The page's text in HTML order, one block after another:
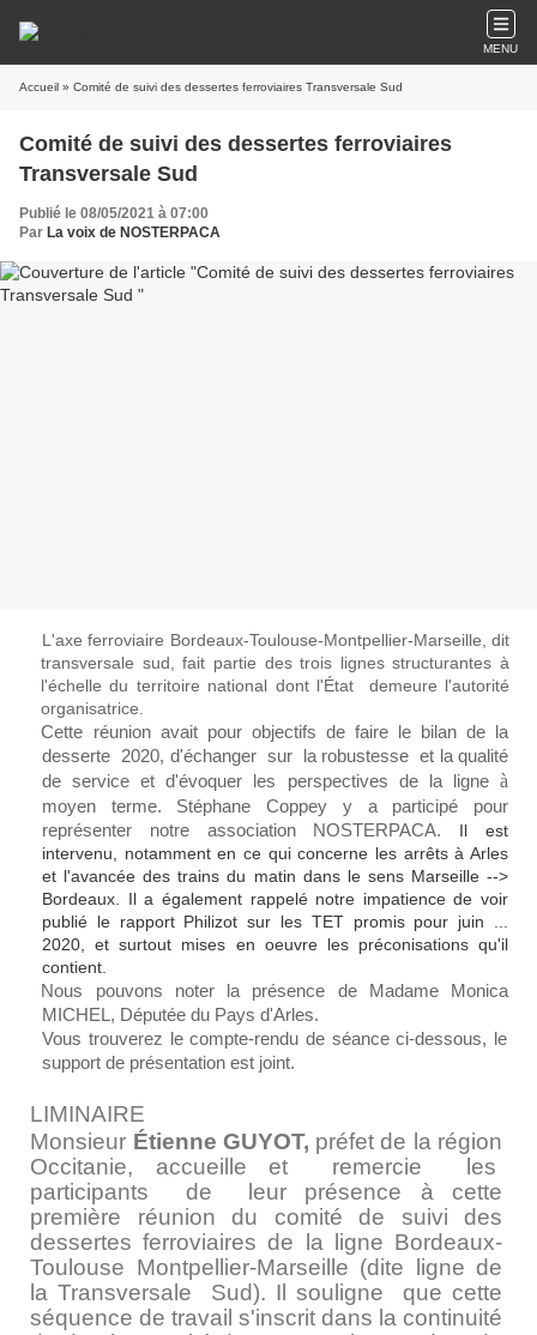
MENU
Accueil » Comité de suivi des dessertes ferroviaires Transversale Sud
Comité de suivi des dessertes ferroviaires
Transversale Sud
Publié le 08/05/2021 à 07:00
Par La voix de NOSTERPACA
L'axe ferroviaire Bordeaux-Toulouse-Montpellier-Marseille, dit
transversale sud, fait partie des trois lignes structurantes à
l'échelle du territoire national dont l'État demeure l'autorité
organisatrice.
Cette réunion avait pour objectifs de faire le bilan de la
desserte 2020, d'échanger sur la robustesse et la qualité
de service et d'évoquer les perspectives de la ligne à
moyen terme. Stéphane Coppey y a participé pour
représenter notre association NOSTERPACA. Il est
intervenu, notamment en ce qui concerne les arrêts à Arles
et l'avancée des trains du matin dans le sens Marseille -->
Bordeaux. Il a également rappelé notre impatience de voir
publié le rapport Philizot sur les TET promis pour juin ...
2020, et surtout mises en oeuvre les préconisations qu'il
contient.
Nous pouvons noter la présence de Madame Monica
MICHEL, Députée du Pays d'Arles.
Vous trouverez le compte-rendu de séance ci-dessous, le
support de présentation est joint.
LIMINAIRE
Monsieur Étienne GUYOT, préfet de la région
Occitanie, accueille et remercie les
participants de leur présence à cette
première réunion du comité de suivi des
dessertes ferroviaires de la ligne Bordeaux-
Toulouse­ Montpellier-Marseille (dite ligne de
la Transversale Sud). Il souligne que cette
séquence de travail s'inscrit dans la continuité